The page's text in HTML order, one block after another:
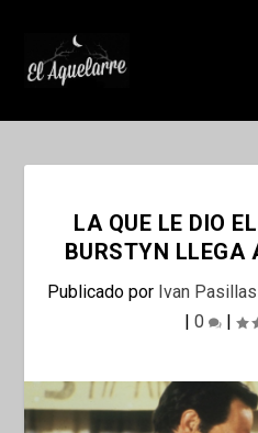
LA QUE LE DIO
BURSTYN LLEGA
Publicado por Ivan Pasillas
| 0 |